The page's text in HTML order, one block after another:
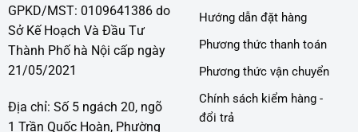
GPKD/MST: 0109641386 do
Sở Kế Hoạch Và Đầu Tư
Thành Phố hà Nội cấp ngày
21/05/2021
Địa chỉ: Số 5 ngách 20, ngõ
1 Trần Quốc Hoàn, Phường
Hướng dẫn đặt hàng
Phương thức thanh toán
Phương thức vận chuyển
Chính sách kiểm hàng -
đổi trả